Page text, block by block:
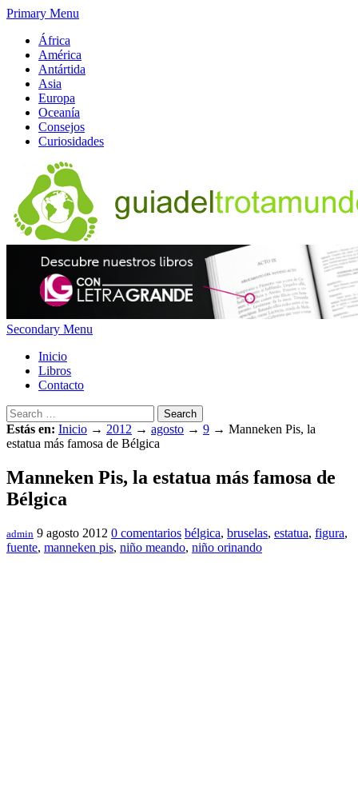
Primary Menu
África
América
Antártida
Asia
Europa
Oceanía
Consejos
Curiosidades
Secondary Menu
Inicio
Libros
Contacto
Search
Estás en: Inicio → 2012 → agosto → 9 → Manneken Pis, la
estatua más famosa de Bélgica
Manneken Pis, la estatua más famosa de
Bélgica
admin 9 agosto 2012 0 comentarios bélgica, bruselas, estatua, figura,
fuente, manneken pis, niño meando, niño orinando